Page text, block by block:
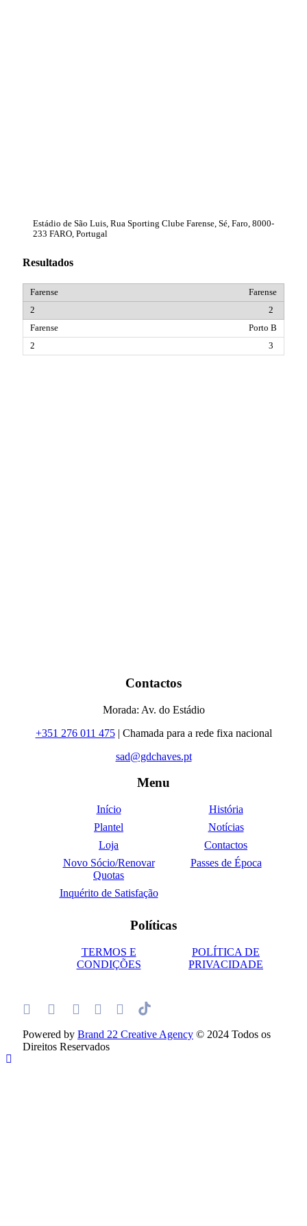
Estádio de São Luis, Rua Sporting Clube Farense, Sé, Faro, 8000-
233 FARO, Portugal
Resultados
Farense
2
Porto B
3
Contactos
Morada: Av. do Estádio
+351 276 011 475| Chamada para a rede fixa nacional
sad@gdchaves.pt
Menu
Início
História
Plantel
Notícias
Loja
Contactos
Novo Sócio/Renovar
Quotas
Passes de Época
Inquérito de Satisfação
Políticas
TERMOS E
CONDIÇÕES
POLÍTICA DE
PRIVACIDADE
Powered by Brand 22 Creative Agency © 2024 Todos os
Direitos Reservados